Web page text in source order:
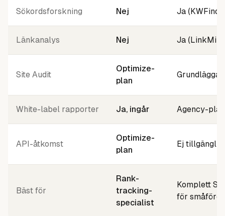
Sökordsforskning Nej Ja
Länkanalys Nej Ja
Site Audit
Optimize-
plan
White-label rapporter Ja, ingår Agency-plan
API-åtkomst
Optimize-
plan
Ej tillgänglig
Bäst för
Rank-
tracking-
specialist
Komplett
för